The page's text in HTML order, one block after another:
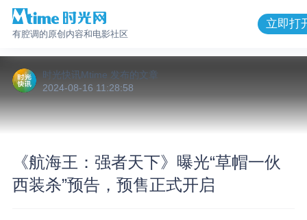
有腔调的原创内容和电影社区
立即打
时光快讯Mtime 发布的 文章
2024-08-16 11:28:58
《航海王：强者天下》曝光“草帽一伙
西装杀”预告，预售正式开启